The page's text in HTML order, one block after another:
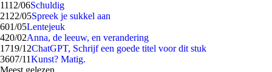
1112/06Schuldig
21 22/05Spreek je sukkel aan
601/05Lentejeuk
420/02Anna, de leeuw, en verandering
1719/12ChatGPT, Schrijf een goede titel voor dit stuk
3607/11Kunst? Matig.
Meest gelezen